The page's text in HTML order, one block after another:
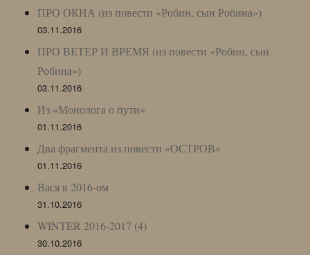
ПРО ОКНА (из повести «Робин, сын Робина»)
03.11.2016
ПРО ВЕТЕР И ВРЕМЯ (из повести «Робин, сын
Робина»)
03.11.2016
Из «Монолога о пути»
01.11.2016
Два фрагмента из повести «ОСТРОВ»
01.11.2016
Вася в 2016-ом
31.10.2016
WINTER 2016-2017 (4)
30.10.2016